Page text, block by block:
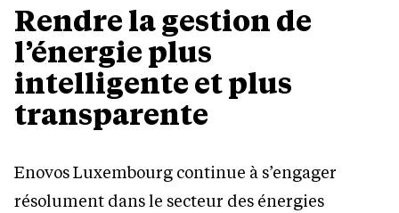
Rendre la gestion de
l’énergie plus
intelligente et plus
transparente
Enovos Luxembourg continue à s’engager
résolument dans le secteur des énergies